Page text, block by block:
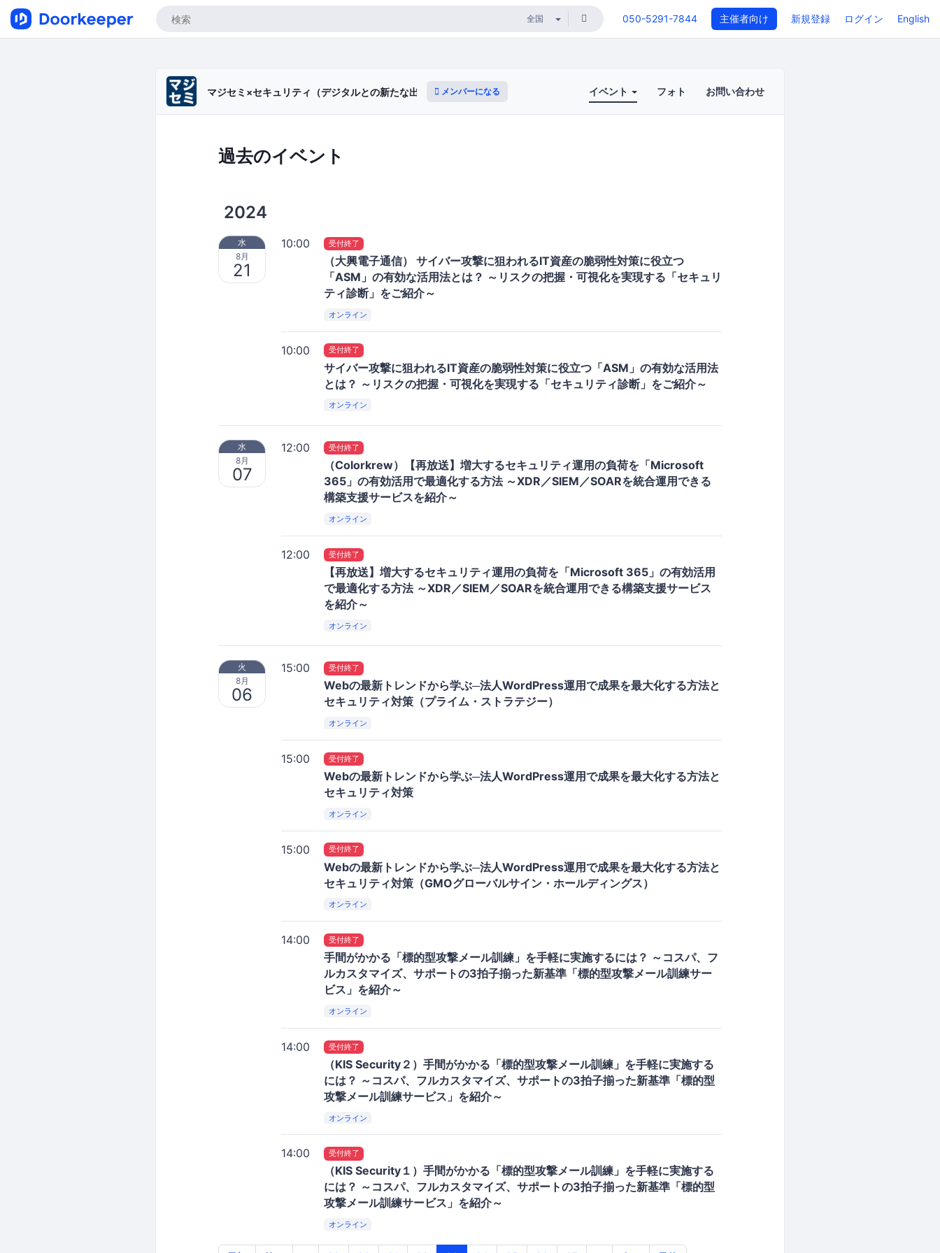
050-5291-7844 主催者向け 新規登録 ログイン English
マジセミ×セキュリティ（デジタルとの新たな出会いと体験）
メンバーになる イベント フォト お問い合わせ
過去のイベント
2024
水
8月
21
10:00 受付終了
（大興電子通信） サイバー攻撃に狙われるIT資産の脆弱性対策に役立つ
「ASM」の有効な活用法とは？ ～リスクの把握・可視化を実現する「セキュリ
ティ診断」をご紹介～
オンライン
10:00 受付終了
サイバー攻撃に狙われるIT資産の脆弱性対策に役立つ「ASM」の有効な活用法
とは？ ～リスクの把握・可視化を実現する「セキュリティ診断」をご紹介～
オンライン
水
8月
07
12:00 受付終了
（Colorkrew）【再放送】増大するセキュリティ運用の負荷を「Microsoft
365」の有効活用で最適化する方法 ～XDR／SIEM／SOARを統合運用できる
構築支援サービスを紹介～
オンライン
12:00 受付終了
【再放送】増大するセキュリティ運用の負荷を「Microsoft 365」の有効活用
で最適化する方法 ～XDR／SIEM／SOARを統合運用できる構築支援サービス
を紹介～
オンライン
火
8月
06
15:00 受付終了
Webの最新トレンドから学ぶ─法人WordPress運用で成果を最大化する方法と
セキュリティ対策（プライム・ストラテジー）
オンライン
15:00 受付終了
Webの最新トレンドから学ぶ─法人WordPress運用で成果を最大化する方法と
セキュリティ対策
オンライン
15:00 受付終了
Webの最新トレンドから学ぶ─法人WordPress運用で成果を最大化する方法と
セキュリティ対策（GMOグローバルサイン・ホールディングス）
オンライン
14:00 受付終了
手間がかかる「標的型攻撃メール訓練」を手軽に実施するには？ ～コスパ、フ
ルカスタマイズ、サポートの3拍子揃った新基準「標的型攻撃メール訓練サー
ビス」を紹介～
オンライン
14:00 受付終了
（KIS Security２）手間がかかる「標的型攻撃メール訓練」を手軽に実施する
には？ ～コスパ、フルカスタマイズ、サポートの3拍子揃った新基準「標的型
攻撃メール訓練サービス」を紹介～
オンライン
14:00 受付終了
（KIS Security１）手間がかかる「標的型攻撃メール訓練」を手軽に実施する
には？ ～コスパ、フルカスタマイズ、サポートの3拍子揃った新基準「標的型
攻撃メール訓練サービス」を紹介～
オンライン